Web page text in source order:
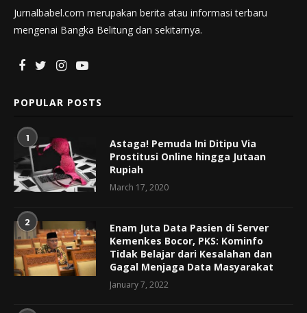
Jurnalbabel.com merupakan berita atau informasi terbaru
mengenai Bangka Belitung dan sekitarnya.
POPULAR POSTS
1
Astaga! Pemuda Ini Ditipu Via
Prostitusi Online hingga Jutaan
Rupiah
March 17, 2020
2
Enam Juta Data Pasien di Server
Kemenkes Bocor, PKS: Kominfo
Tidak Belajar dari Kesalahan dan
Gagal Menjaga Data Masyarakat
January 7, 2022